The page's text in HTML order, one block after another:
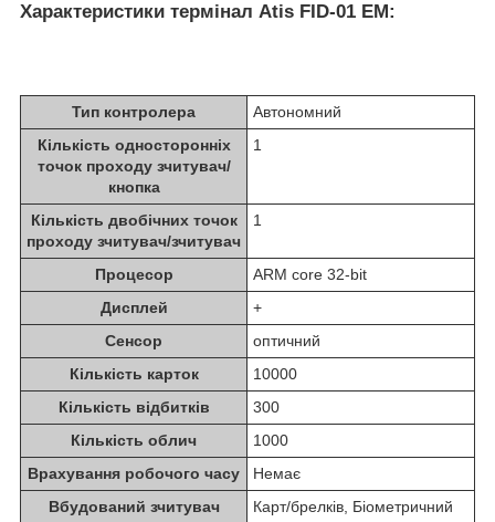
Характеристики термінал Atis FID-01 EM:
Тип контролера
Автономний
Кількість односторонніх
точок проходу зчитувач/
кнопка
1
Кількість двобічних точок
проходу зчитувач/зчитувач
1
Процесор
ARM core 32-bit
Дисплей
+
Сенсор
оптичний
Кількість карток
10000
Кількість відбитків
300
Кількість облич
1000
Врахування робочого часу
Немає
Вбудований зчитувач
Карт/брелків, Біометричний